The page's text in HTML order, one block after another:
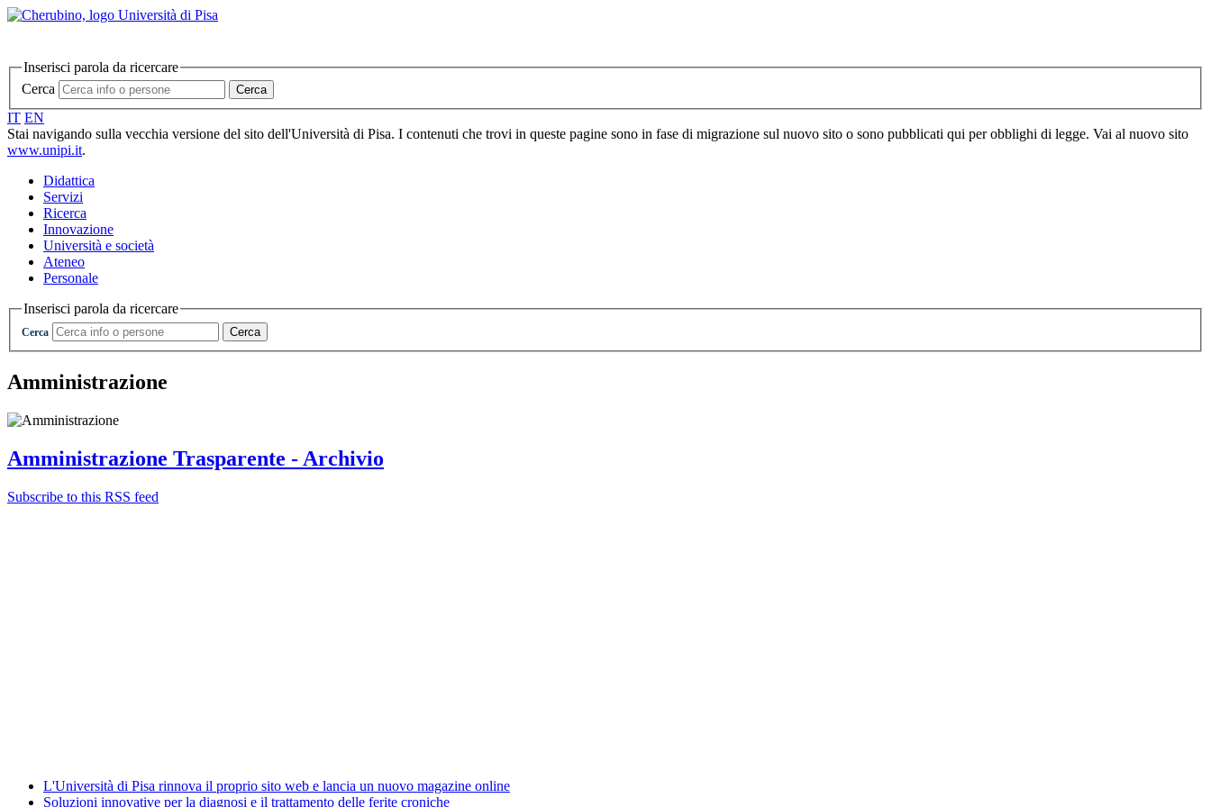
Inserisci parola da ricercare
Cerca
Cerca
IT EN
Stai navigando sulla vecchia versione del sito dell'Università di Pisa. I contenuti che trovi in queste pagine sono in fase di migrazione sul nuovo sito o sono pubblicati qui per obblighi di legge. Vai al nuovo sito
www.unipi.it.
Didattica
Servizi
Ricerca
Innovazione
Università e società
Ateneo
Personale
Inserisci parola da ricercare
Cerca Cerca
Amministrazione
Amministrazione Trasparente - Archivio
Subscribe to this RSS feed
L'Università di Pisa rinnova il proprio sito web e lancia un nuovo magazine online
Soluzioni innovative per la diagnosi e il trattamento delle ferite croniche